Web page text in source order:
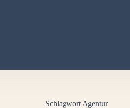
Schlagwort Agentur